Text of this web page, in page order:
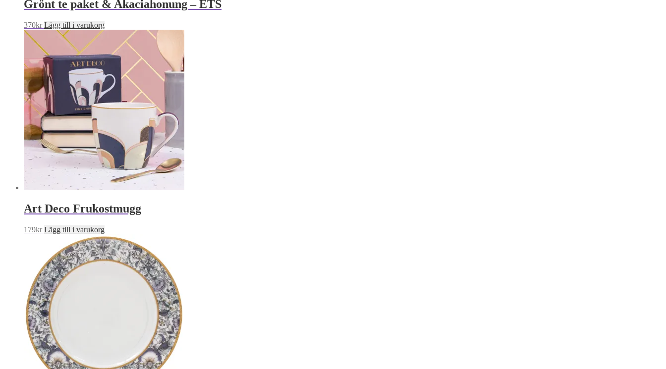
Grönt te paket & Akaciahonung – ETS
370kr Lägg till i varukorg
Art Deco Frukostmugg
179kr Lägg till i varukorg